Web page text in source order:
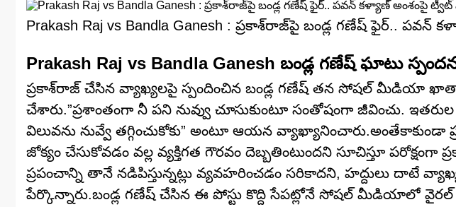
Prakash Raj vs Bandla Ganesh : ప్రకాశ్‌రాజ్‌పై బండ్ల గణేష్ ఫైర్..
Prakash Raj vs Bandla Ganesh బండ్ల గణేష్ ఘాటు
ప్రకాశ్‌రాజ్ చేసిన వ్యాఖ్యలపై స్పందించిన బండ్ల గణేష్ తన సోషల్ మీడియా
చేశారు.”ప్రశాంతంగా నీ పని నువ్వు చూసుకుంటూ సంతోషంగా జీవించు.
విలువను నువ్వే తగ్గించుకోకు” అంటూ ఆయన వ్యాఖ్యానించారు.అంతేకాకుండా
జోక్యం చేసుకోవడం వల్ల వ్యక్తిగత గౌరవం దెబ్బతింటుందని సూచిస్తూ పరోక్షంగా
ప్రపంచాన్ని తానే నడిపిస్తున్నట్లు వ్యవహరించడం సరికాదని, హద్దులు
పేర్కొన్నారు.బండ్ల గణేష్ చేసిన ఈ పోస్టు కొద్ది సేపట్లోనే సోషల్ మీడియాలో